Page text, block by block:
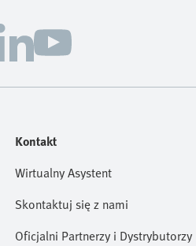
Kontakt
Wirtualny Asystent
Skontaktuj się z nami
Oficjalni Partnerzy i Dystrybutorzy